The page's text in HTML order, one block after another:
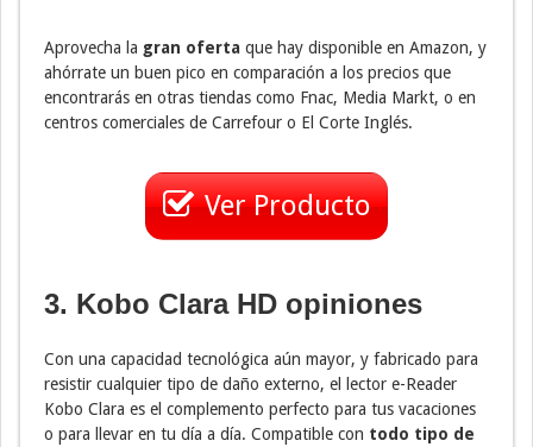
Aprovecha la gran oferta que hay disponible en Amazon, y
ahórrate un buen pico en comparación a los precios que
encontrarás en otras tiendas como Fnac, Media Markt, o en
centros comerciales de Carrefour o El Corte Inglés.
Ver Producto
3. Kobo Clara HD opiniones
Con una capacidad tecnológica aún mayor, y fabricado para
resistir cualquier tipo de daño externo, el lector e-Reader
Kobo Clara es el complemento perfecto para tus vacaciones
o para llevar en tu día a día. Compatible con todo tipo de